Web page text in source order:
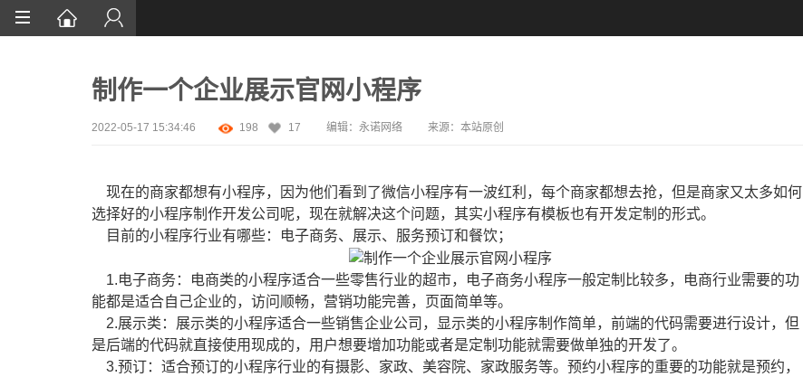
制作一个企业展示官网小程序
2022-05-17 15:34:46 198 17 编辑：永诺网络 来源： 本站原创
现在的商家都想有小程序，因为他们看到了微信小程序有一波红利，每个商家都想去抢，但是商家又太多如何
选择好的小程序制作开发公司呢，现在就解决这个问题，其实小程序有模板也有开发定制的形式。
目前的小程序行业有哪些：电子商务、展示、服务预订和餐饮；
1.电子商务：电商类的小程序适合一些零售行业的超市，电子商务小程序一般定制比较多，电商行业需要的功
能都是适合自己企业的，访问顺畅，营销功能完善，页面简单等。
2.展示类：展示类的小程序适合一些销售企业公司，显示类的小程序制作简单，前端的代码需要进行设计，但
是后端的代码就直接使用现成的，用户想要增加功能或者是定制功能就需要做单独的开发了。
3.预订：适合预订的小程序行业的有摄影、家政、美容院、家政服务等。预约小程序的重要的功能就是预约，